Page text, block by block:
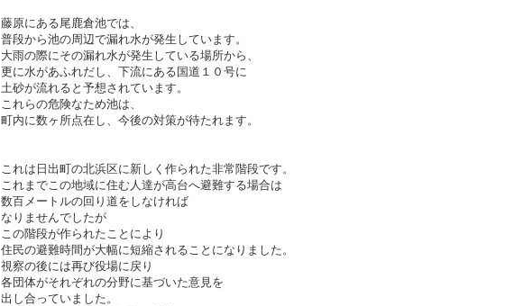
藤原にある尾鹿倉池では、
普段から池の周辺で漏れ水が発生しています。
大雨の際にその漏れ水が発生している場所から、
更に水があふれだし、下流にある国道１０号に
土砂が流れると予想されています。
これらの危険なため池は、
町内に数ヶ所点在し、今後の対策が待たれます。
これは日出町の北浜区に新しく作られた非常階段です。
これまでこの地域に住む人達が高台へ避難する場合は
数百メートルの回り道をしなければ
なりませんでしたが
この階段が作られたことにより
住民の避難時間が大幅に短縮されることになりました。
視察の後には再び役場に戻り
各団体がそれぞれの分野に基づいた意見を
出し合っていました。